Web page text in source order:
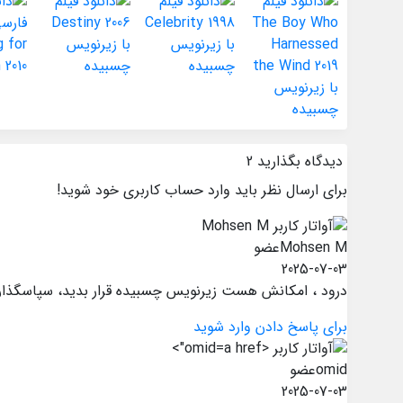
دیدگاه بگذارید 2
برای ارسال نظر باید وارد حساب کاربری خود شوید!
Mohsen Mعضو
2025-07-03
درود ، امکانش هست زیرنویس چسبیده قرار بدید،
برای پاسخ دادن وارد شوید
omid">
omidعضو
2025-07-03